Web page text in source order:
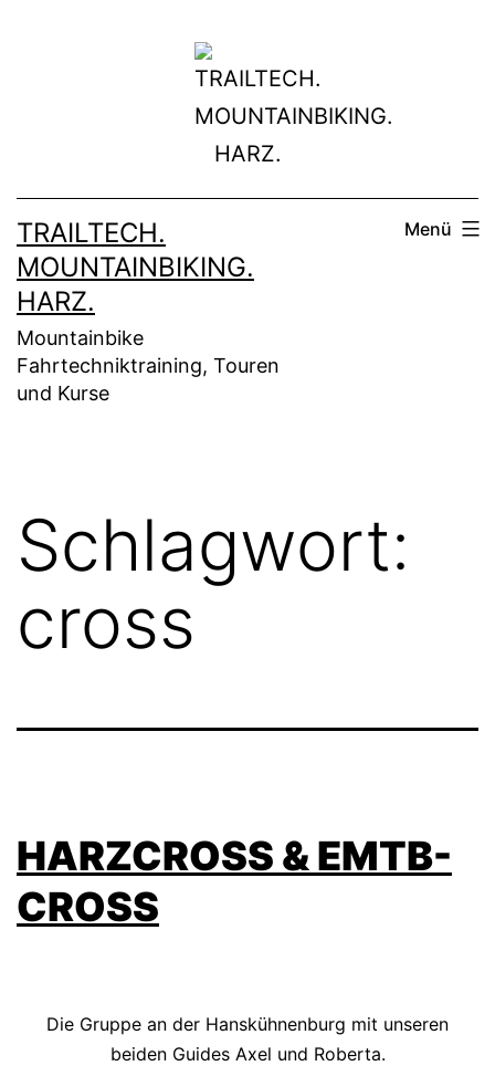
TRAILTECH.
MOUNTAINBIKING.
HARZ.
Mountainbike
Fahrtechniktraining, Touren
und Kurse
Menü
Schlagwort:
cross
HARZCROSS & EMTB-
CROSS
Die Gruppe an der Hanskühnenburg mit unseren
beiden Guides Axel und Roberta.